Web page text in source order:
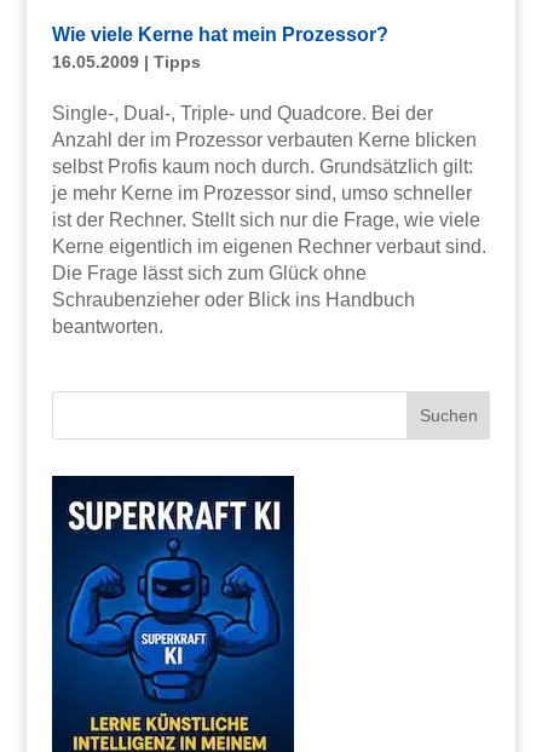
Wie viele Kerne hat mein Prozessor?
16.05.2009| Tipps
Single-, Dual-, Triple- und Quadcore. Bei der
Anzahl der im Prozessor verbauten Kerne blicken
selbst Profis kaum noch durch. Grundsätzlich gilt:
je mehr Kerne im Prozessor sind, umso schneller
ist der Rechner. Stellt sich nur die Frage, wie viele
Kerne eigentlich im eigenen Rechner verbaut sind.
Die Frage lässt sich zum Glück ohne
Schraubenzieher oder Blick ins Handbuch
beantworten.